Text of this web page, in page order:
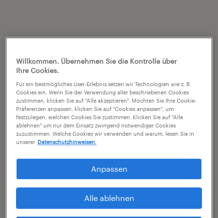
Willkommen. Übernehmen Sie die Kontrolle über
Ihre Cookies.
Für ein bestmögliches User-Erlebnis setzen wir Technologien wie z. B.
Cookies ein. Wenn Sie der Verwendung aller beschriebenen Cookies
zustimmen, klicken Sie auf "Alle akzeptieren". Möchten Sie Ihre Cookie-
Präferenzen anpassen, klicken Sie auf "Cookies anpassen", um
festzulegen, welchen Cookies Sie zustimmen. Klicken Sie auf "Alle
ablehnen" um nur dem Einsatz zwingend notwendiger Cookies
zuzustimmen. Welche Cookies wir verwenden und warum, lesen Sie in
unserer Datenschutzhinweisen.
Anpassen
Alle ablehnen